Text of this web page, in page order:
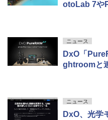
otoLab 7や
ニュース
DxO「
ghtroomと
ニュース
DxO、光学